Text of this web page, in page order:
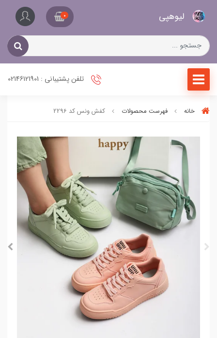
لیو‌هپی 0
تلفن پشتیبانی : 02146121901
خانه فهرست محصولات کفش ونس کد 2296